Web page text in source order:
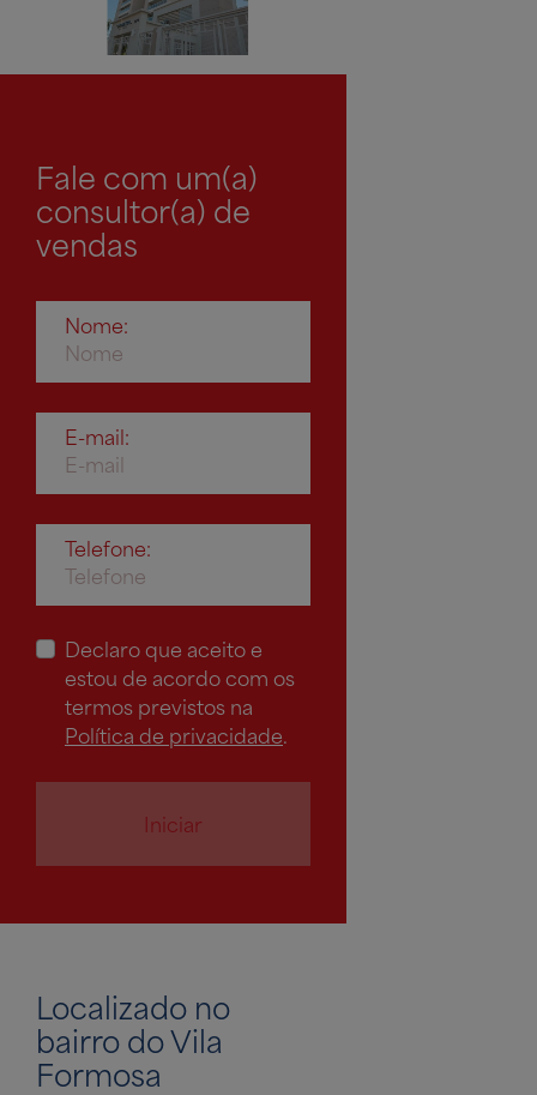
Fale com um(a)
consultor(a) de
vendas
Nome:
E-mail:
Telefone:
Declaro que aceito e
estou de acordo com os
termos previstos na
Política de privacidade.
Iniciar
Localizado no
bairro do Vila
Formosa